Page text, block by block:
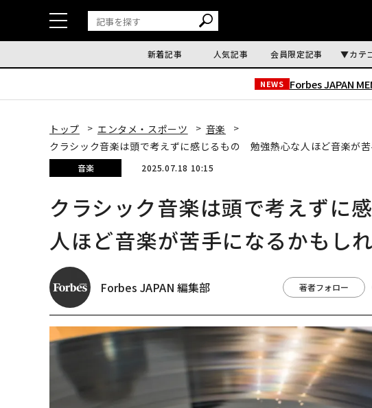
新着記事 人気記事 会員限定記事 カテ
NEWS Forbes JAPAN
トップ エンタメ・スポーツ
音楽
クラシック音楽は頭で考えずに感じるもの 勉強熱心な人ほど音楽が
音楽 2025.07.18 10:15
クラシック音楽は頭で考えずに
人ほど音楽が苦手になるかもし
Forbes JAPAN 編集部 著者フォロー